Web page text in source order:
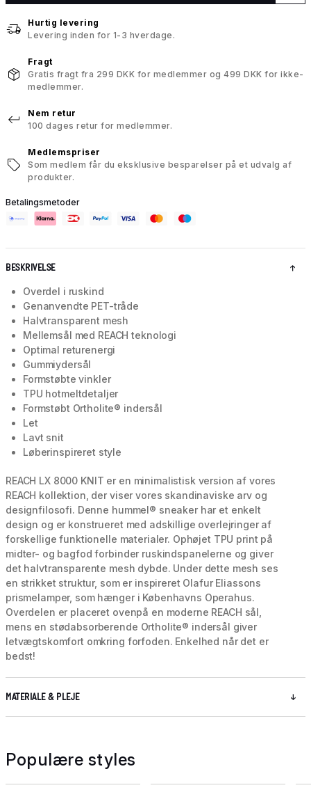
Hurtig levering
Levering inden for 1-3 hverdage.
Fragt
Gratis fragt fra 299 DKK for medlemmer og 499 DKK for ikke-
medlemmer.
Nem retur
100 dages retur for medlemmer.
Medlemspriser
Som medlem får du eksklusive besparelser på et udvalg af
produkter.
Betalingsmetoder
BESKRIVELSE
Overdel i ruskind
Genanvendte PET-tråde
Halvtransparent mesh
Mellemsål med REACH teknologi
Optimal returenergi
Gummiydersål
Formstøbte vinkler
TPU hotmeltdetaljer
Formstøbt Ortholite® indersål
Let
Lavt snit
Løberinspireret style
REACH LX 8000 KNIT er en minimalistisk version af vores
REACH kollektion, der viser vores skandinaviske arv og
designfilosofi. Denne hummel® sneaker har et enkelt
design og er konstrueret med adskillige overlejringer af
forskellige funktionelle materialer. Ophøjet TPU print på
midter- og bagfod forbinder ruskindspanelerne og giver
det halvtransparente mesh dybde. Under dette mesh ses
en strikket struktur, som er inspireret Olafur Eliassons
prismelamper, som hænger i Københavns Operahus.
Overdelen er placeret ovenpå en moderne REACH sål,
mens en stødabsorberende Ortholite® indersål giver
letvægtskomfort omkring forfoden. Enkelhed når det er
bedst!
MATERIALE & PLEJE
Populære styles